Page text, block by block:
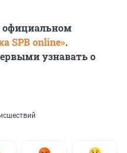
официальном
SPB online».
узнавать о